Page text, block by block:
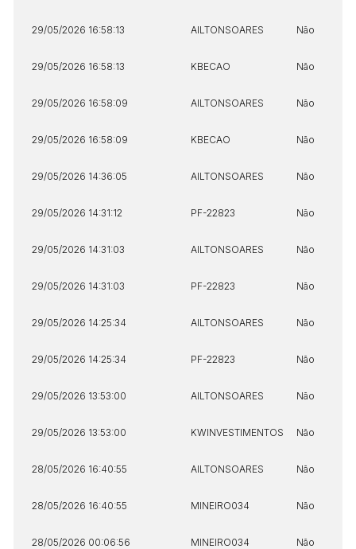
29/05/2026 16:58:13 AILTONSOARES Não
29/05/2026 16:58:13 KBECAO Não
29/05/2026 16:58:09 AILTONSOARES Não
29/05/2026 16:58:09 KBECAO Não
29/05/2026 14:36:05 AILTONSOARES Não
29/05/2026 14:31:12 PF-22823 Não
29/05/2026 14:31:03 AILTONSOARES Não
29/05/2026 14:31:03 PF-22823 Não
29/05/2026 14:25:34 AILTONSOARES Não
29/05/2026 14:25:34 PF-22823 Não
29/05/2026 13:53:00 AILTONSOARES Não
29/05/2026 13:53:00 KWINVESTIMENTOS Não
28/05/2026 16:40:55 AILTONSOARES Não
28/05/2026 16:40:55 MINEIRO034 Não
28/05/2026 00:06:56 MINEIRO034 Não